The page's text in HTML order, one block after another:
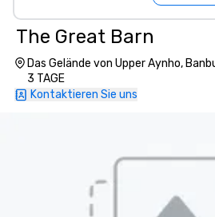
The Great Barn
Das Gelände von Upper Aynho,
3 TAGE
Kontaktieren Sie uns